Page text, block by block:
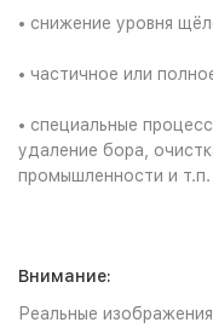
• снижение уровня
• частичное или
• специальные
удаление бора,
промышленности и т.п.
Внимание:
Реальные